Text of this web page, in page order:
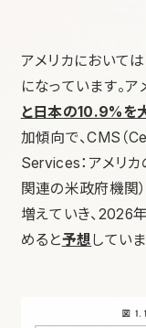
アメリカにおいて
になっています。
と日本の10.9%を
加傾向で、CMS（
Services：アメリ
関連の米政府機関
増えていき、2026
めると予想していま